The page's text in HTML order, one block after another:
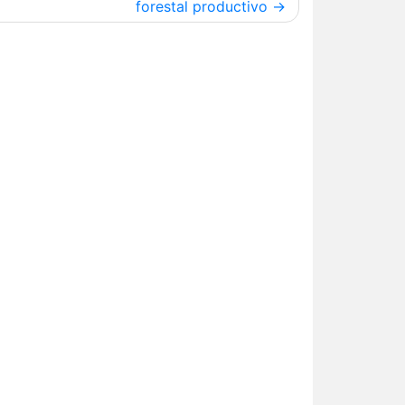
forestal productivo